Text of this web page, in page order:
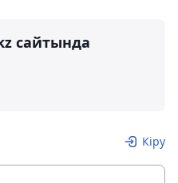
сайтында
Кіру